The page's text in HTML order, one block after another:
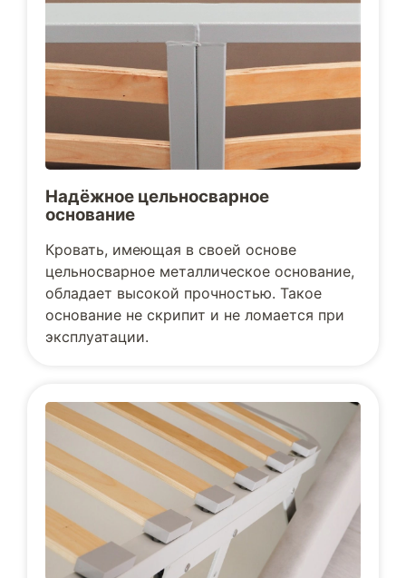
Надёжное цельносварное
основание
Кровать, имеющая в своей основе
цельносварное металлическое основание,
обладает высокой прочностью. Такое
основание не скрипит и не ломается при
эксплуатации.